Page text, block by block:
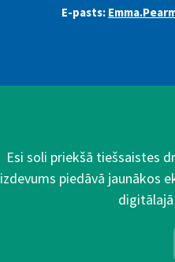
E-pasts:
Esi soli priekšā tiešsaistes
izdevums piedāvā jaunākos